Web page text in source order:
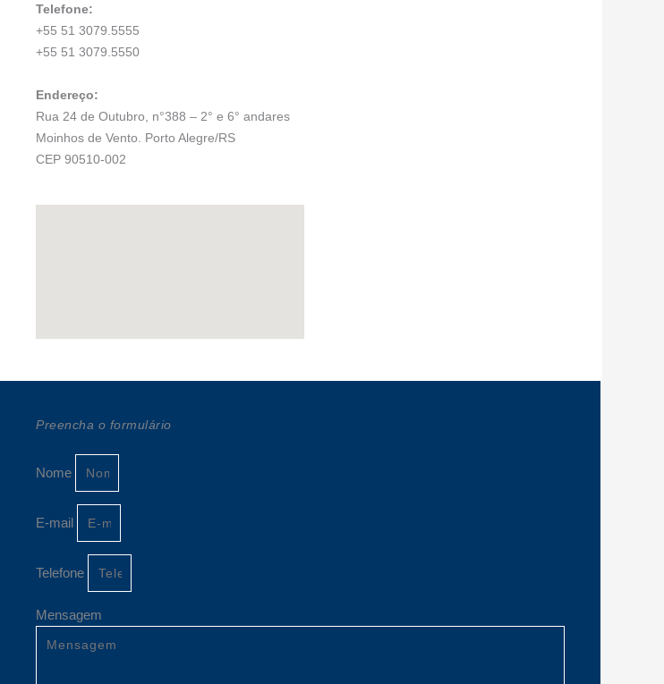
Telefone:
+55 51 3079.5555
+55 51 3079.5550
Endereço:
Rua 24 de Outubro, n°388 – 2° e 6° andares
Moinhos de Vento. Porto Alegre/RS
CEP 90510-002
Preencha o formulário
Nome
E-mail
Telefone
Mensagem